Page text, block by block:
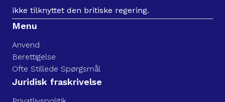
ikke tilknyttet den britiske regering.
Menu
Anvend
Berettigelse
Ofte Stillede Spørgsmål
Juridisk fraskrivelse